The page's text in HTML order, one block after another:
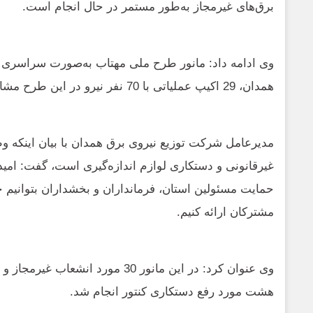
برق‌های غیرمجاز به‌طور مستمر در حال انجام است.
وی ادامه داد: مانور طرح ملی مهتاب به‌صورت سراسری
همدان، 29 اکیپ عملیاتی با 70 نفر نیرو در این طرح مشارکت دارند.
مدیرعامل شرکت توزیع نیروی برق همدان با بیان اینکه
غیرقانونی و دستکاری لوازم اندازه‌گیری است، گفت:
حمایت مسئولین استان، فرمانداران و بخشداران
مشترکان ارائه کنیم.
هشت مورد رفع دستکاری کنتور انجام شد.